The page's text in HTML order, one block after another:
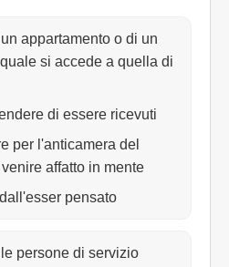
appartamento o di un
si accede a quella di
di essere ricevuti
per l'anticamera del
affatto in mente
pensato
persone di servizio